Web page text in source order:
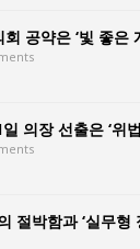
회 공약은 ‘빛 좋은
의장 선출은 ‘위
절박함과 ‘실무형